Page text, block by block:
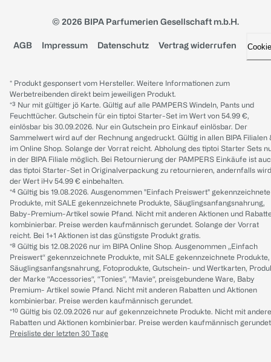
© 2026 BIPA Parfumerien Gesellschaft m.b.H.
AGB Impressum Datenschutz Vertrag widerrufen
* Produkt gesponsert vom Hersteller. Weitere Informationen zum
Werbetreibenden direkt beim jeweiligen Produkt.
*³ Nur mit gültiger jö Karte. Gültig auf alle PAMPERS Windeln, Pants und
Feuchttücher. Gutschein für ein tiptoi Starter-Set im Wert von 54.99 €,
einlösbar bis 30.09.2026. Nur ein Gutschein pro Einkauf einlösbar. Der
Sammelwert wird auf der Rechnung angedruckt. Gültig in allen BIPA Filialen
im Online Shop. Solange der Vorrat reicht. Abholung des tiptoi Starter Sets
in der BIPA Filiale möglich. Bei Retournierung der PAMPERS Einkäufe ist
das tiptoi Starter-Set in Originalverpackung zu retournieren, andernfalls wird
der Wert iHv 54.99 € einbehalten.
*⁴ Gültig bis 19.08.2026. Ausgenommen "Einfach Preiswert" gekennzeichnete
Produkte, mit SALE gekennzeichnete Produkte, Säuglingsanfangsnahrung,
Baby-Premium-Artikel sowie Pfand. Nicht mit anderen Aktionen und
kombinierbar. Preise werden kaufmännisch gerundet. Solange der Vorrat
reicht. Bei 1+1 Aktionen ist das günstigste Produkt gratis.
*⁸ Gültig bis 12.08.2026 nur im BIPA Online Shop. Ausgenommen „Einfach
Preiswert“ gekennzeichnete Produkte, mit SALE gekennzeichnete Produkte,
Säuglingsanfangsnahrung, Fotoprodukte, Gutschein- und Wertkarten,
der Marke “Accessories“, “Tonies“, “Mavie“, preisgebundene Ware, Baby
Premium- Artikel sowie Pfand. Nicht mit anderen Rabatten und Aktionen
kombinierbar. Preise werden kaufmännisch gerundet.
*¹⁰ Gültig bis 02.09.2026 nur auf gekennzeichnete Produkte. Nicht mit
Rabatten und Aktionen kombinierbar. Preise werden kaufmännisch
Preisliste der letzten 30 Tage